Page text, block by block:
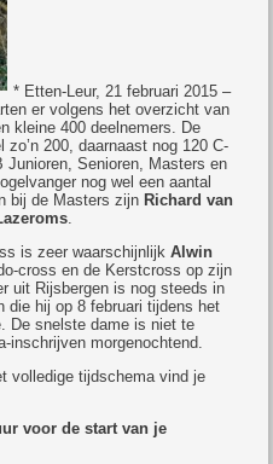
* Etten-Leur, 21 februari 2015 –
er volgens het overzicht van
kleine 400 deelnemers. De
200, daarnaast nog 120 C-
Junioren, Senioren, Masters en
nog wel een aantal
bij de Masters zijn Richard van
.
is zeer waarschijnlijkAlwin
cross en de Kerstcross op zijn
uit Rijsbergen is nog steeds in
die hij op 8 februari tijdens het
De snelste dame is niet te
inschrijven morgenochtend.
volledige tijdschema vind je
voor de start van je